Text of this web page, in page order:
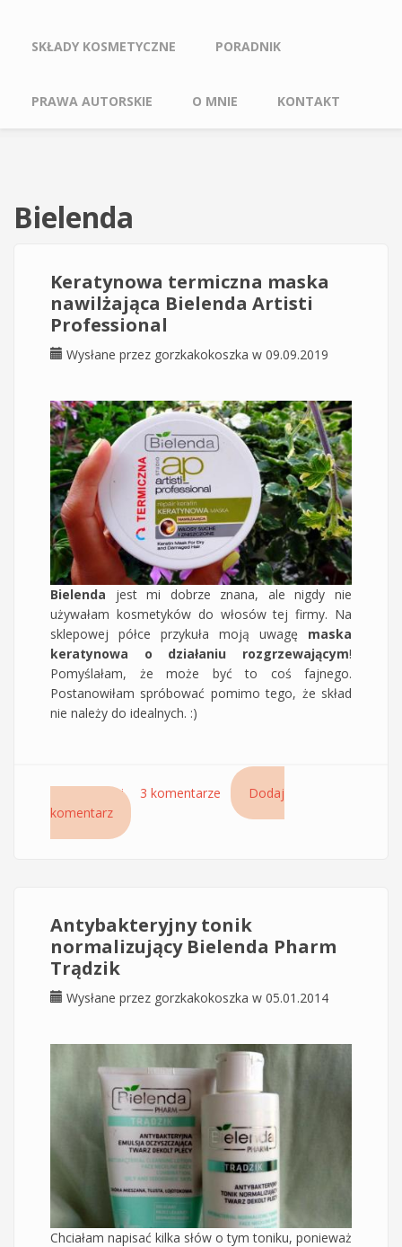
SKŁADY KOSMETYCZNE PORADNIK
PRAWA AUTORSKIE O MNIE KONTAKT
Bielenda
Keratynowa termiczna maska
nawilżająca Bielenda Artisti
Professional
Wysłane przez gorzkakokoszka w 09.09.2019
Bielenda jest mi dobrze znana, ale nigdy nie
używałam kosmetyków do włosów tej firmy. Na
sklepowej półce przykuła moją uwagę maska
keratynowa o działaniu rozgrzewającym!
Pomyślałam, że może być to coś fajnego.
Postanowiłam spróbować pomimo tego, że skład
nie należy do idealnych. :)
Czytaj dalejwpis Keratynowa termiczna maska nawilżająca
Bielenda Artisti Professional
3 komentarze
Dodaj
komentarz
Antybakteryjny tonik
normalizujący Bielenda Pharm
Trądzik
Wysłane przez gorzkakokoszka w 05.01.2014
Chciałam napisać kilka słów o tym toniku, ponieważ